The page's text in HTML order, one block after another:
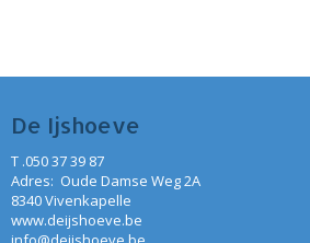
De Ijshoeve
T .050 37 39 87
Adres: Oude Damse Weg 2A
8340 Vivenkapelle
www.deijshoeve.be